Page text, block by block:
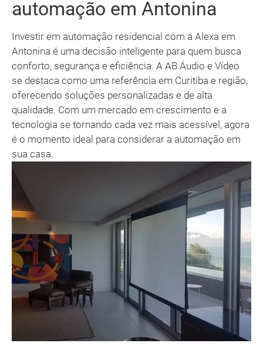
automação em Antonina
Investir em automação residencial com a Alexa em
Antonina é uma decisão inteligente para quem busca
conforto, segurança e eficiência. A AB Áudio e Vídeo
se destaca como uma referência em Curitiba e região,
oferecendo soluções personalizadas e de alta
qualidade. Com um mercado em crescimento e a
tecnologia se tornando cada vez mais acessível, agora
é o momento ideal para considerar a automação em
sua casa.